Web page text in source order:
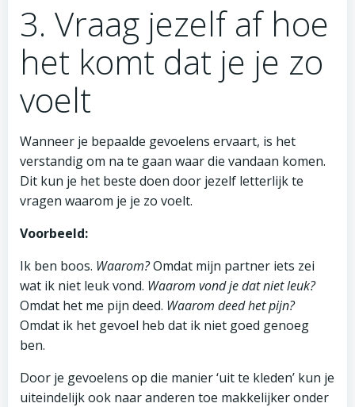
3. Vraag jezelf af hoe
het komt dat je je zo
voelt
Wanneer je bepaalde gevoelens ervaart, is het
verstandig om na te gaan waar die vandaan komen.
Dit kun je het beste doen door jezelf letterlijk te
vragen waarom je je zo voelt.
Voorbeeld:
Ik ben boos. Waarom?Omdat mijn partner iets zei
wat ik niet leuk vond. Waarom vond je dat niet leuk?
Omdat het me pijn deed. Waarom deed het pijn?
Omdat ik het gevoel heb dat ik niet goed genoeg
ben.
Door je gevoelens op die manier ‘uit te kleden’ kun je
uiteindelijk ook naar anderen toe makkelijker onder